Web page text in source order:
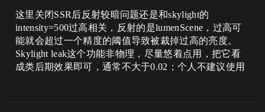
这里关闭SSR后反射较暗问题还是和skylight的
intensity=500过高相关，反射的是lumenScene，过高可
能就会超过一个精度的阈值导致被裁掉过高的亮度。
Skylight leak这个功能非物理，尽量悠着点用，把它看
成类后期效果即可，通常不大于0.02；个人不建议使用